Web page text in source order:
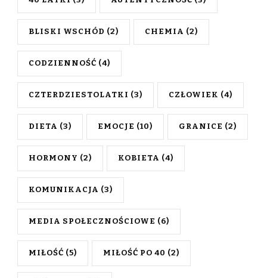
BLISKI WSCHÓD (2) CHEMIA (2)
CODZIENNOŚĆ (4)
CZTERDZIESTOLATKI (3) CZŁOWIEK (4)
DIETA (3) EMOCJE (10) GRANICE (2)
HORMONY (2) KOBIETA (4)
KOMUNIKACJA (3)
MEDIA SPOŁECZNOŚCIOWE (6)
MIŁOŚĆ (5) MIŁOŚĆ PO 40 (2)